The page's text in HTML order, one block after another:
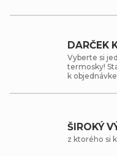
DARČEK
Vyberte si
termosky!
k objednávke
ŠIROKÝ
z ktorého si